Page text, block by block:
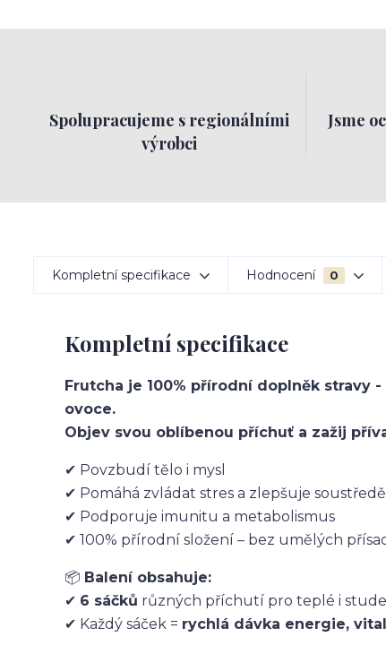
Spolupracujeme s regionálními
výrobci
Jsme
Kompletní specifikace Hodnocení 0
Kompletní specifikace
Frutcha je 100% přírodní doplněk stravy
ovoce.
Objev svou oblíbenou příchuť a zažij
✔ Povzbudí tělo i mysl
✔ Pomáhá zvládat stres a zlepšuje
✔ Podporuje imunitu a metabolismus
✔ 100% přírodní složení – bez umělých
📦 Balení obsahuje:
✔ 6 sáčků různých příchutí pro teplé i
✔ Každý sáček = rychlá dávka energie,